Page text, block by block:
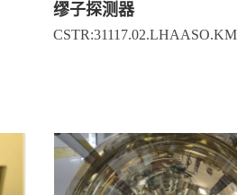
缪子探测器